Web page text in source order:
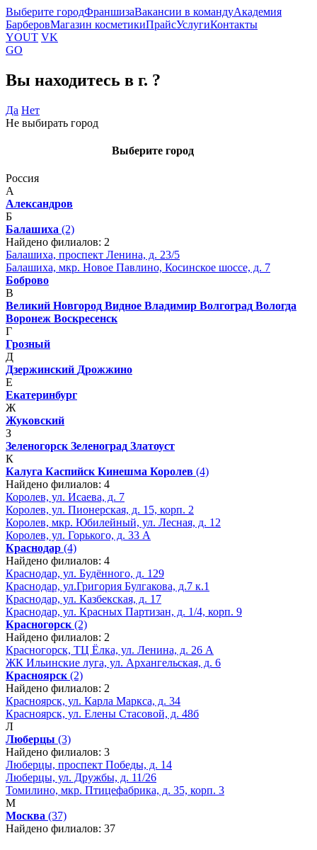
Выберите городФраншизаВакансии в командуАкадемия
БарберовМагазин косметикиПрайсУслугиКонтакты
YOUT VK
GO
Вы находитесь в г. ?
Да Нет
Не выбирать город
Выберите город
Россия
А
Александров
Б
Балашиха (2)
Найдено филиалов: 2
Балашиха, проспект Ленина, д. 23/5
Балашиха, мкр. Новое Павлино, Косинское шоссе, д. 7
Боброво
В
Великий Новгород Видное Владимир Волгоград Вологда
Воронеж Воскресенск
Г
Грозный
Д
Дзержинский Дрожжино
Е
Екатеринбург
Ж
Жуковский
З
Зеленогорск Зеленоград Златоуст
К
Калуга Каспийск Кинешма Королев (4)
Найдено филиалов: 4
Королев, ул. Исаева, д. 7
Королев, ул. Пионерская, д. 15, корп. 2
Королев, мкр. Юбилейный, ул. Лесная, д. 12
Королев, ул. Горького, д. 33 А
Краснодар (4)
Найдено филиалов: 4
Краснодар, ул. Будённого, д. 129
Краснодар, ул.Григория Булгакова, д.7 к.1
Краснодар, ул. Казбекская, д. 17
Краснодар, ул. Красных Партизан, д. 1/4, корп. 9
Красногорск (2)
Найдено филиалов: 2
Красногорск, ТЦ Ёлка, ул. Ленина, д. 26 А
ЖК Ильинские луга, ул. Архангельская, д. 6
Красноярск (2)
Найдено филиалов: 2
Красноярск, ул. Карла Маркса, д. 34
Красноярск, ул. Елены Стасовой, д. 48б
Л
Люберцы (3)
Найдено филиалов: 3
Люберцы, проспект Победы, д. 14
Люберцы, ул. Дружбы, д. 11/26
Томилино, мкр. Птицефабрика, д. 35, корп. 3
М
Москва (37)
Найдено филиалов: 37